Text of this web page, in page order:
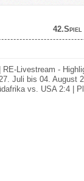
| RE-Livestream -
Juli bis 04. August
vs. USA 2:4 |